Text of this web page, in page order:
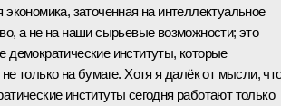
экономика, заточенная на интеллектуальное
а не на наши сырьевые возможности; это
демократические институты, которые
только на бумаге. Хотя я далёк от мысли,
институты сегодня работают только